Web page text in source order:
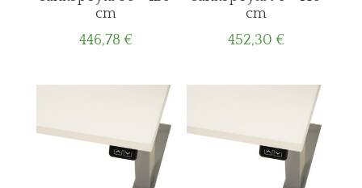
cm
446,78 €
cm
452,30€